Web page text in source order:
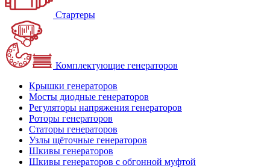
Стартеры
Комплектующие генераторов
Крышки генераторов
Мосты диодные генераторов
Регуляторы напряжения генераторов
Роторы генераторов
Статоры генераторов
Узлы щёточные генераторов
Шкивы генераторов
Шкивы генераторов с обгонной муфтой